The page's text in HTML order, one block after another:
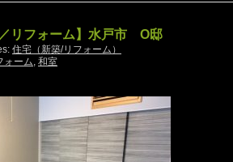
／リフォーム】水戸市 O邸
住宅（新築/リフォーム）
ォーム 和室